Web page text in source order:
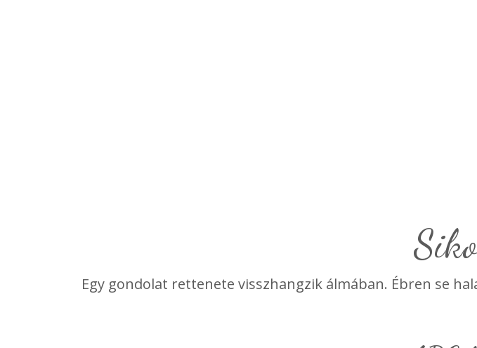
Egy gondolat rettenete visszhangzik álmában. Ébren se